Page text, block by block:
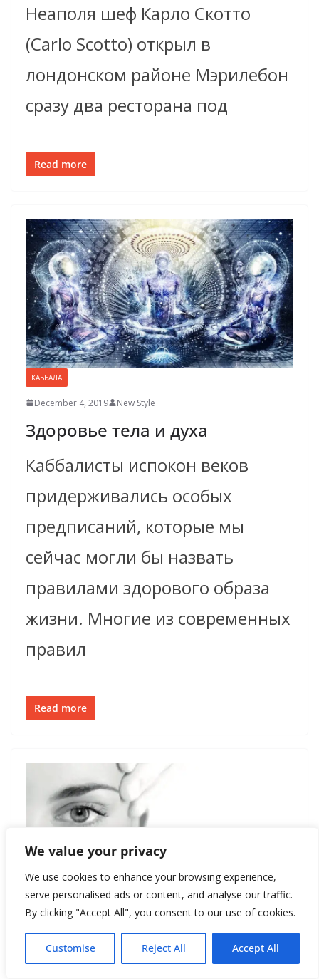
We value your privacy
We use cookies to enhance your browsing experience,
serve personalised ads or content, and analyse our traffic.
By clicking "Accept All", you consent to our use of cookies.
Customise Reject All Accept All
Неаполя шеф Карло Скотто
(Carlo Scotto) открыл в
лондонском районе Мэрилебон
сразу два ресторана под
Read more
КАББАЛА
December 4, 2019 New Style
Здоровье тела и духа
Каббалисты испокон веков
придерживались особых
предписаний, которые мы
сейчас могли бы назвать
правилами здорового образа
жизни. Многие из современных
правил
Read more
BEAUTY TRENDS
Plasmalift